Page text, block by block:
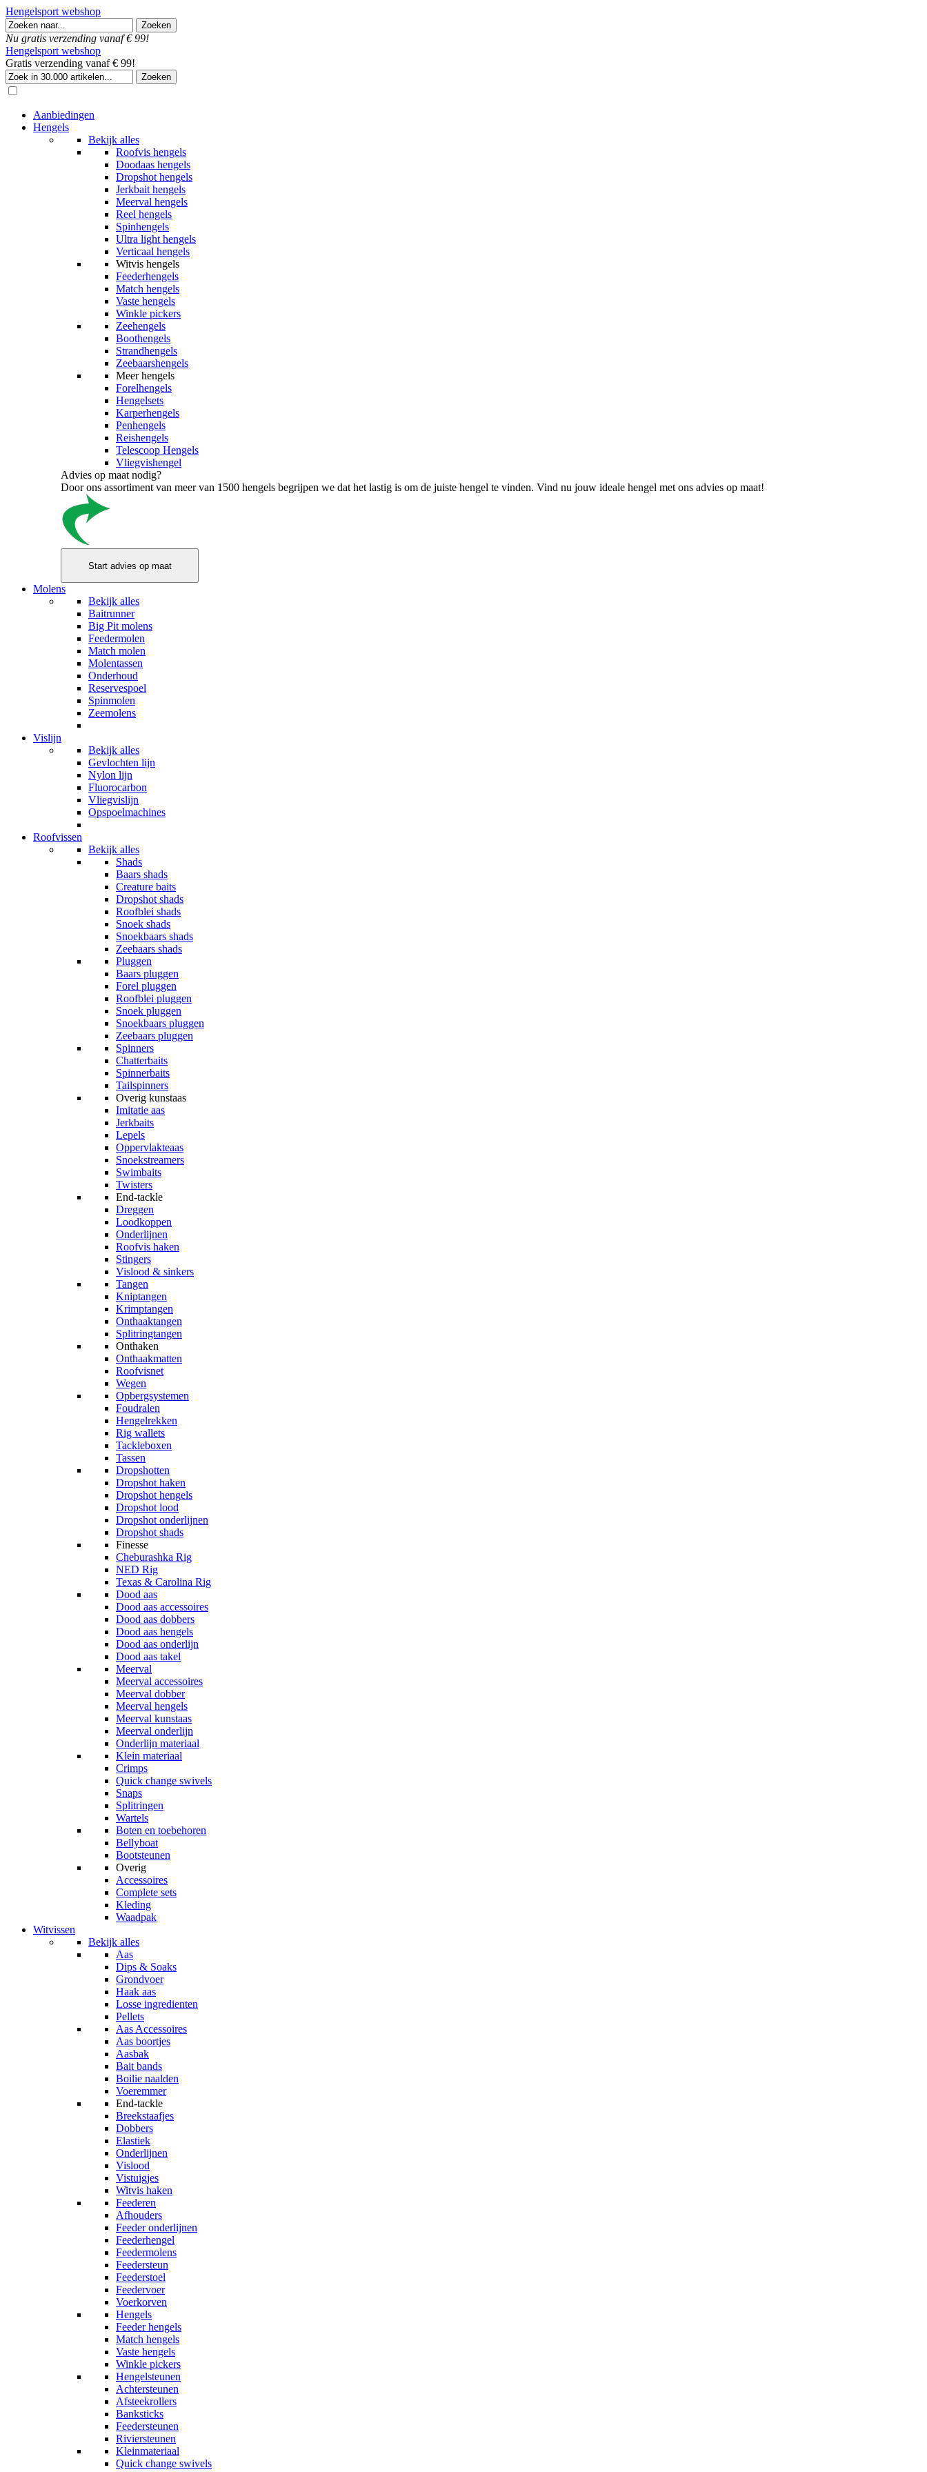
Hengelsport webshop
Nu gratis verzending vanaf € 99!
Hengelsport webshop
Gratis verzending vanaf € 99!
Aanbiedingen
Hengels
Bekijk alles
Roofvis hengels
Doodaas hengels
Dropshot hengels
Jerkbait hengels
Meerval hengels
Reel hengels
Spinhengels
Ultra light hengels
Verticaal hengels
Witvis hengels
Feederhengels
Match hengels
Vaste hengels
Winkle pickers
Zeehengels
Boothengels
Strandhengels
Zeebaarshengels
Meer hengels
Forelhengels
Hengelsets
Karperhengels
Penhengels
Reishengels
Telescoop Hengels
Vliegvishengel
Advies op maat nodig?
Door ons assortiment van meer van 1500 hengels begrijpen we dat het lastig is om de juiste hengel te vinden. Vind nu jouw ideale hengel met ons advies op maat!
Molens
Bekijk alles
Baitrunner
Big Pit molens
Feedermolen
Match molen
Molentassen
Onderhoud
Reservespoel
Spinmolen
Zeemolens
Vislijn
Bekijk alles
Gevlochten lijn
Nylon lijn
Fluorocarbon
Vliegvislijn
Opspoelmachines
Roofvissen
Bekijk alles
Shads
Baars shads
Creature baits
Dropshot shads
Roofblei shads
Snoek shads
Snoekbaars shads
Zeebaars shads
Pluggen
Baars pluggen
Forel pluggen
Roofblei pluggen
Snoek pluggen
Snoekbaars pluggen
Zeebaars pluggen
Spinners
Chatterbaits
Spinnerbaits
Tailspinners
Overig kunstaas
Imitatie aas
Jerkbaits
Lepels
Oppervlakteaas
Snoekstreamers
Swimbaits
Twisters
End-tackle
Dreggen
Loodkoppen
Onderlijnen
Roofvis haken
Stingers
Vislood & sinkers
Tangen
Kniptangen
Krimptangen
Onthaaktangen
Splitringtangen
Onthaken
Onthaakmatten
Roofvisnet
Wegen
Opbergsystemen
Foudralen
Hengelrekken
Rig wallets
Tackleboxen
Tassen
Dropshotten
Dropshot haken
Dropshot hengels
Dropshot lood
Dropshot onderlijnen
Dropshot shads
Finesse
Cheburashka Rig
NED Rig
Texas & Carolina Rig
Dood aas
Dood aas accessoires
Dood aas dobbers
Dood aas hengels
Dood aas onderlijn
Dood aas takel
Meerval
Meerval accessoires
Meerval dobber
Meerval hengels
Meerval kunstaas
Meerval onderlijn
Onderlijn materiaal
Klein materiaal
Crimps
Quick change swivels
Snaps
Splitringen
Wartels
Boten en toebehoren
Bellyboat
Bootsteunen
Overig
Accessoires
Complete sets
Kleding
Waadpak
Witvissen
Bekijk alles
Aas
Dips & Soaks
Grondvoer
Haak aas
Losse ingredienten
Pellets
Aas Accessoires
Aas boortjes
Aasbak
Bait bands
Boilie naalden
Voeremmer
End-tackle
Breekstaafjes
Dobbers
Elastiek
Onderlijnen
Vislood
Vistuigjes
Witvis haken
Feederen
Afhouders
Feeder onderlijnen
Feederhengel
Feedermolens
Feedersteun
Feederstoel
Feedervoer
Voerkorven
Hengels
Feeder hengels
Match hengels
Vaste hengels
Winkle pickers
Hengelsteunen
Achtersteunen
Afsteekrollers
Banksticks
Feedersteunen
Riviersteunen
Kleinmateriaal
Quick change swivels